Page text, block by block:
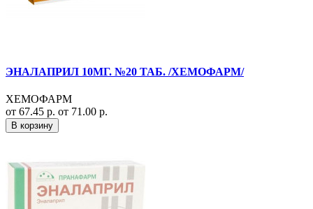
ЭНАЛАПРИЛ 10МГ. №20 ТАБ. /ХЕМОФАРМ/
ХЕМОФАРМ
от 67.45 р. от 71.00 р.
В корзину